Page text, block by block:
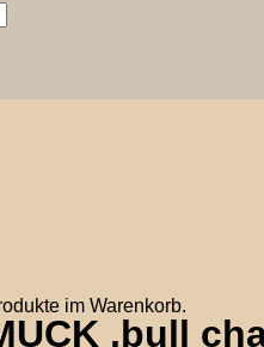
im Warenkorb.
‚bull